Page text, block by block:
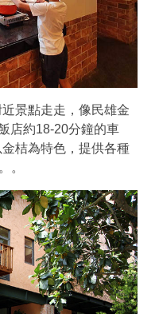
景點走走，像民雄金
店約18-20分鐘的車
桔為特色，提供各種
。